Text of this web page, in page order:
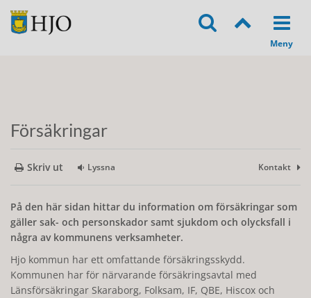
Försäkringar
Skriv ut Lyssna Kontakt
På den här sidan hittar du information om försäkringar som
gäller sak- och personskador samt sjukdom och olycksfall i
några av kommunens verksamheter.
Hjo kommun har ett omfattande försäkringsskydd.
Kommunen har för närvarande försäkringsavtal med
Länsförsäkringar Skaraborg, Folksam, IF, QBE, Hiscox och